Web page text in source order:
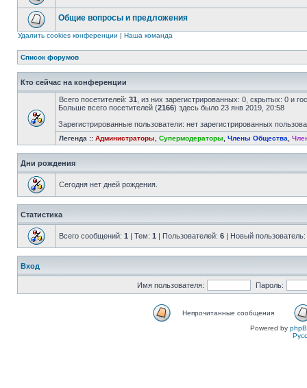
Общие вопросы и предложения
Удалить cookies конференции | Наша команда
Список форумов
Кто сейчас на конференции
Всего посетителей: 31 , из них зарегистрированных: 0, скрытых: 0 и
Больше всего посетителей (2166) здесь было 23 янв 2019, 20:58
Зарегистрированные пользователи: нет зарегистрированных
Легенда :: Администраторы Супермодераторы Члены Общества
Дни рождения
Сегодня нет дней рождения.
Статистика
Всего сообщений: 1 | Тем: 1 | Пользователей: 6 | Новый пользователь:
Вход
Имя пользователя: Пароль:
Непрочитанные сообщения
Powered by